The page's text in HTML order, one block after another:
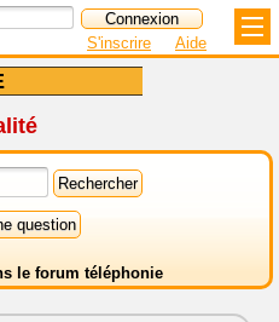
S'inscrire Aide
le forum téléphonie